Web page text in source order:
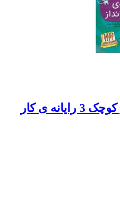
کتاب شهروندان کوچک 3 رایانه ی کار